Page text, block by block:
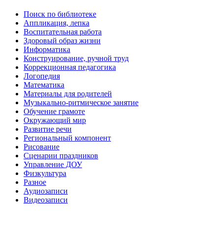
Поиск по библиотеке
Аппликация, лепка
Воспитательная работа
Здоровый образ жизни
Информатика
Конструирование, ручной труд
Коррекционная педагогика
Логопедия
Математика
Материалы для родителей
Музыкально-ритмическое занятие
Обучение грамоте
Окружающий мир
Развитие речи
Региональный компонент
Рисование
Сценарии праздников
Управление ДОУ
Физкультура
Разное
Аудиозаписи
Видеозаписи